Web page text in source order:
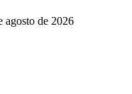
agosto de 2026